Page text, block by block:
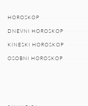
HOROSKOP
DNEVNI HOROSKOP
KINESKI HOROSKOP
OSOBNI HOROSKOP